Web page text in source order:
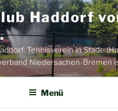
Haddorf
Tennisverein in Stade
Niedersachen-Bremen
Menü